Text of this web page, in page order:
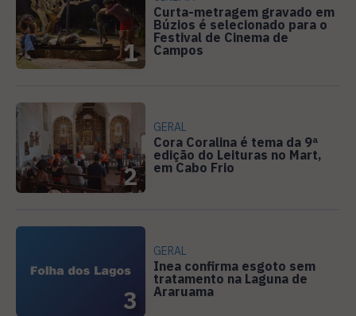
1
Curta-metragem gravado em
Búzios é selecionado para o
Festival de Cinema de
Campos
2
GERAL
Cora Coralina é tema da 9ª
edição do Leituras no Mart,
em Cabo Frio
3
GERAL
Inea confirma esgoto sem
tratamento na Laguna de
Araruama